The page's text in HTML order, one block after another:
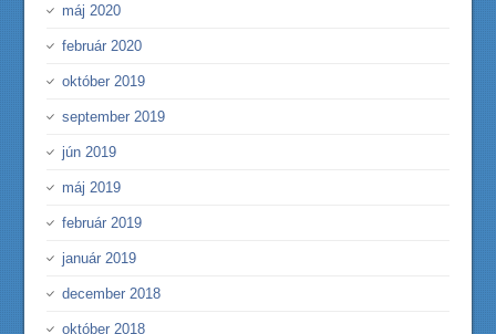
máj 2020
február 2020
október 2019
september 2019
jún 2019
máj 2019
február 2019
január 2019
december 2018
október 2018